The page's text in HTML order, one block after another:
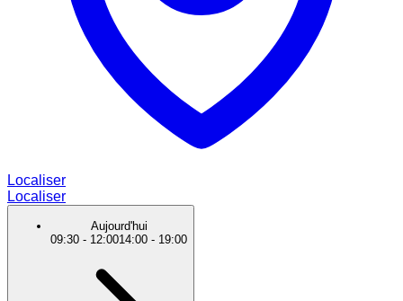
Localiser
Localiser
Aujourd'hui
09:30 - 12:0014:00 - 19:00